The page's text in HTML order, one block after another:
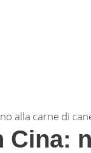
alla carne di
Cina: